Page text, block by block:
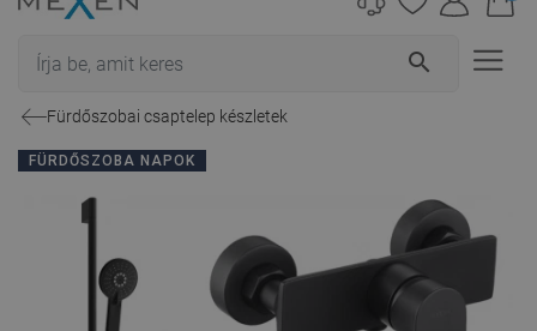
search
Fürdőszobai csaptelep készletek
FÜRDŐSZOBA NAPOK